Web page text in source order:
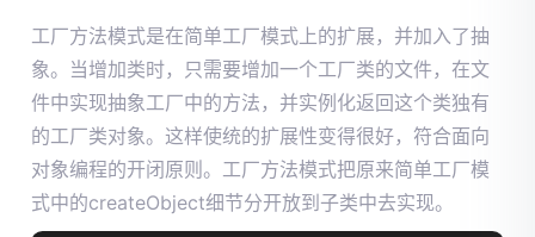
工厂方法模式是在简单工厂模式上的扩展，并加入了抽
象。当增加类时，只需要增加一个工厂类的文件，在文
件中实现抽象工厂中的方法，并实例化返回这个类独有
的工厂类对象。这样使统的扩展性变得很好，符合面向
对象编程的开闭原则。 工厂方法模式把原来简单工厂模
式中的createObject细节分开放到子类中去实现。